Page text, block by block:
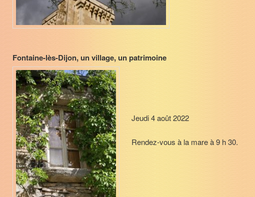
Fontaine-lès-Dijon, un village, un patrimoine
Jeudi 4 août 2022
Rendez-vous à la mare à 9 h 30.